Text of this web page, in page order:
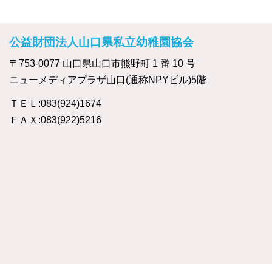
公益財団法人山口県私立幼稚園協会
〒753-0077 山口県山口市熊野町 1 番 10 号
ニューメディアプラザ山口(通称NPYビル)5階
ＴＥＬ:083(924)1674
ＦＡＸ:083(922)5216